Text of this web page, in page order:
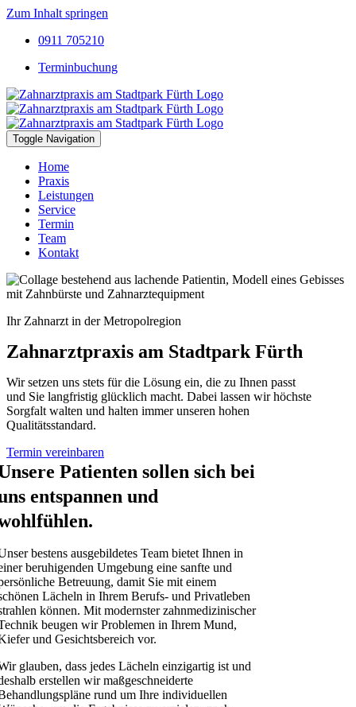
Zum Inhalt springen
0911 705210
Terminbuchung
Toggle Navigation
Home
Praxis
Leistungen
Service
Termin
Team
Kontakt
Ihr Zahnarzt in der Metropolregion
Zahnarztpraxis am Stadtpark Fürth
Wir setzen uns stets für die Lösung ein, die zu Ihnen passt
und Sie langfristig glücklich macht. Dabei lassen wir höchste
Sorgfalt walten und halten immer unseren hohen
Qualitätsstandard.
Termin vereinbaren
Patienten sollen sich bei
entspannen und
bestens ausgebildetes Team bietet Ihnen in
beruhigenden Umgebung eine sanfte und
Betreuung, damit Sie mit einem
Lächeln in Ihrem Berufs- und Privatleben
können. Mit modernster zahnmedizinischer
beugen wir Problemen in Ihrem Mund,
und Gesichtsbereich vor.
glauben, dass jedes Lächeln einzigartig ist und
erstellen wir maßgeschneiderte
rund um Ihre individuellen